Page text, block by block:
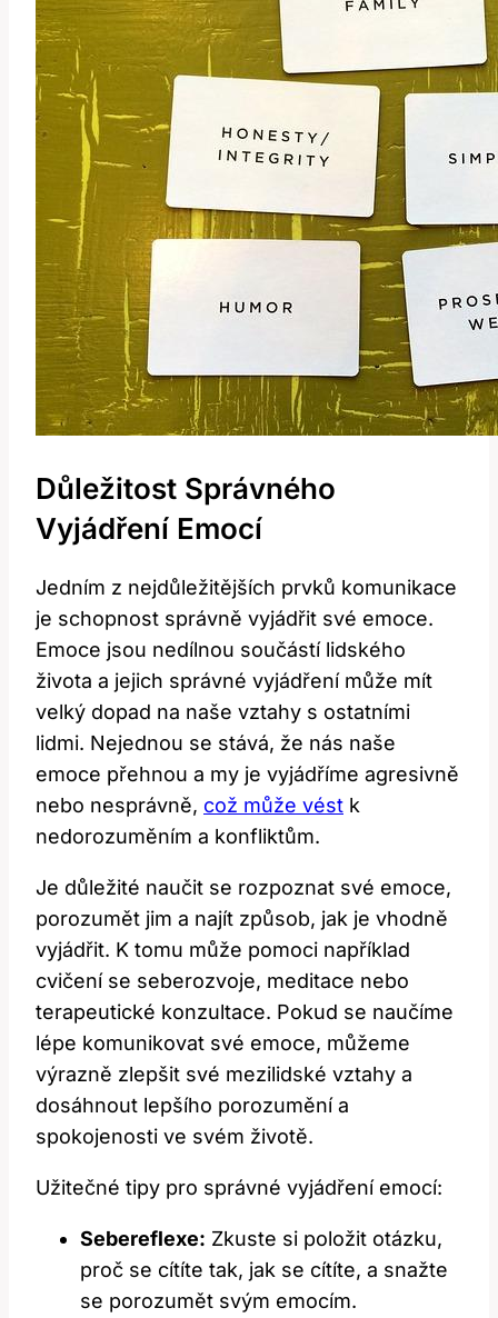
Důležitost Správného
Vyjádření Emocí
Jedním z nejdůležitějších prvků komunikace
je schopnost správně vyjádřit své emoce.
Emoce jsou nedílnou součástí lidského
života a jejich správné vyjádření může mít
velký dopad na naše vztahy s ostatními
lidmi. Nejednou se stává, že nás naše
emoce přehnou a my je vyjádříme agresivně
nebo nesprávně, což může vést k
nedorozuměním a konfliktům.
Je důležité naučit se rozpoznat své emoce,
porozumět jim a najít způsob, jak je vhodně
vyjádřit. K tomu může pomoci například
cvičení se seberozvoje, meditace nebo
terapeutické konzultace. Pokud se naučíme
lépe komunikovat své emoce, můžeme
výrazně zlepšit své mezilidské vztahy a
dosáhnout lepšího porozumění a
spokojenosti ve svém životě.
Užitečné tipy pro správné vyjádření emocí:
Sebereflexe: Zkuste si položit otázku,
proč se cítíte tak, jak se cítíte, a snažte
se porozumět svým emocím.